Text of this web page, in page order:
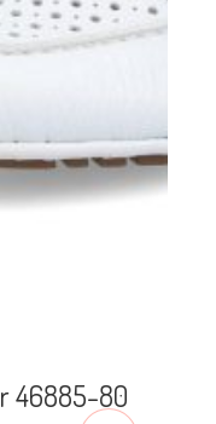
46885-80